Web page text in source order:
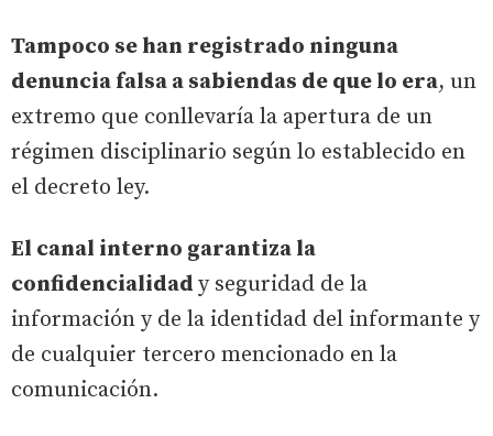
Tampoco se han registrado ninguna
denuncia falsa a sabiendas de que lo era, un
extremo que conllevaría la apertura de un
régimen disciplinario según lo establecido en
el decreto ley.
El canal interno garantiza la
confidencialidad y seguridad de la
información y de la identidad del informante y
de cualquier tercero mencionado en la
comunicación.